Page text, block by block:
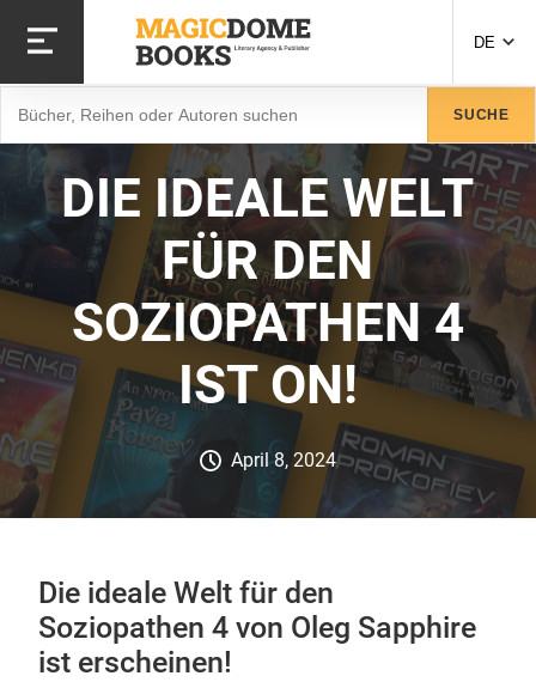
zum
Inhalt
DE
SUCHE
DIE IDEALE WELT
FÜR DEN
SOZIOPATHEN 4
IST ON!
April 8, 2024
Die ideale Welt für den
Soziopathen 4 von Oleg Sapphire
ist erscheinen!